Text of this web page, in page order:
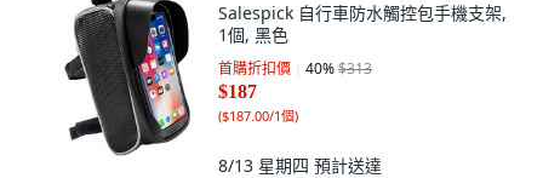
Salespick 自行車防水觸控包手機支架,
1個, 黑色
首購折扣價 40%$313
$187
($187.00/1個)
8/13 星期四 預計送達